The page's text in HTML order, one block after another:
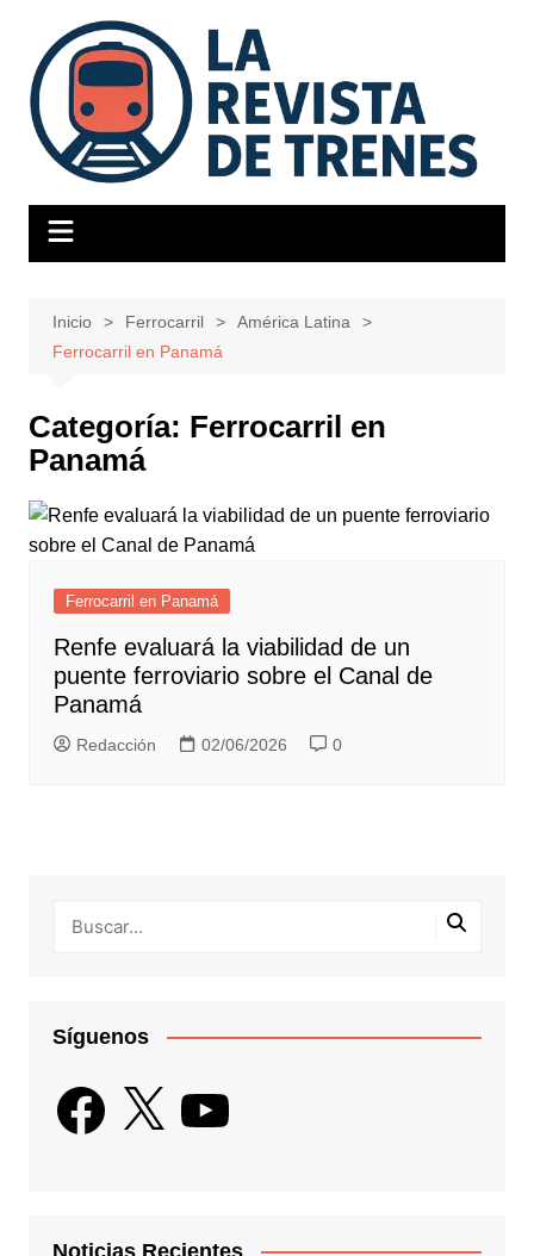
contenido
Inicio Ferrocarril
América Latina
Ferrocarril en Panamá
Categoría: Ferrocarril en
Panamá
Ferrocarril en Panamá
Renfe evaluará la viabilidad de un
puente ferroviario sobre el Canal de
Panamá
Redacción 02/06/2026 0
Síguenos
Facebook
X YouTube
Noticias Recientes